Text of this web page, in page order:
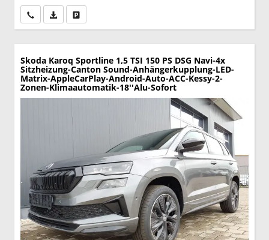
Wir rufen Sie anPDF-Datei, Fahrzeugexposé drucken
Skoda Karoq Sportline 1,5 TSI 150 PS DSG Navi-4x
Sitzheizung-Canton Sound-Anhängerkupplung-LED-
Matrix-AppleCarPlay-Android-Auto-ACC-Kessy-2-
Zonen-Klimaautomatik-18''Alu-Sofort